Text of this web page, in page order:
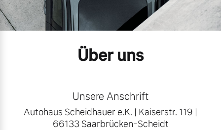
Aktuelle Zubehörangebote
Zubehörkatalog
Aktuelle Serviceangebote
Service by Volvo
Unsere News & Events
Über uns
Unsere Anschrift
Autohaus Scheidhauer e.K. | Kaiserstr. 119 |
66133 Saarbrücken-Scheidt